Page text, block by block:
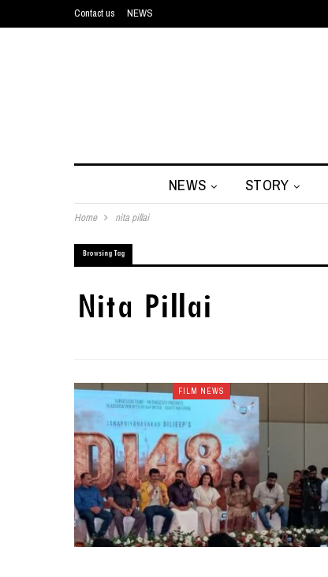
Contact us NEWS
NEWS STORY
Home nita pillai
Browsing Tag
Nita Pillai
FILM NEWS